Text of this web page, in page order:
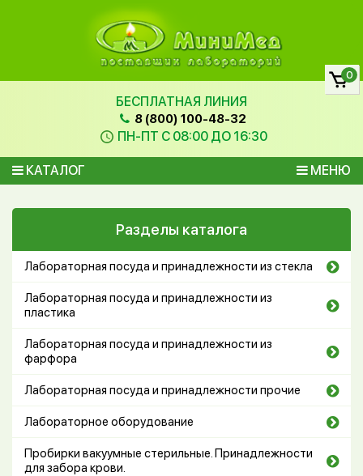
БЕСПЛАТНАЯ ЛИНИЯ
8 (800) 100-48-32
ПН-ПТ С 08:00 ДО 16:30
КАТАЛОГ МЕНЮ
0
Разделы каталога
Лабораторная посуда и принадлежности из стекла
Лабораторная посуда и принадлежности из
пластика
Лабораторная посуда и принадлежности из
фарфора
Лабораторная посуда и принадлежности прочие
Лабораторное оборудование
Пробирки вакуумные стерильные. Принадлежности
для забора крови.